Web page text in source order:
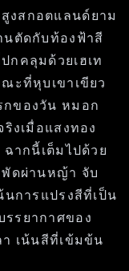
งสกอตแลนด์ยาม
นตัดกับท้องฟ้าสี
คลุมด้วยเฮเท
ะที่หุบเขาเขียว
กของวัน หมอก
งเมื่อแสงทอง
ากนี้เต็มไปด้วย
ดผ่านหญ้า จับ
การแปรงสีที่เป็น
รยากาศของ
เน้นสีที่เข้มข้น